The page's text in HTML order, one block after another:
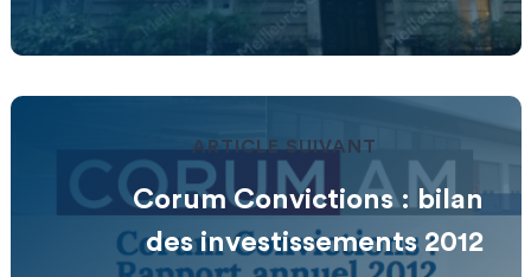
ARTICLE SUIVANT
Corum Convictions : bilan
des investissements 2012